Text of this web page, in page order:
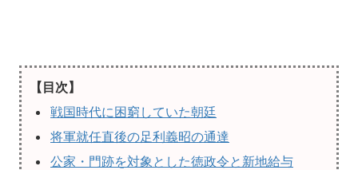
【目次】
戦国時代に困窮していた朝廷
将軍就任直後の足利義昭の通達
公家・門跡を対象とした徳政令と新地給与